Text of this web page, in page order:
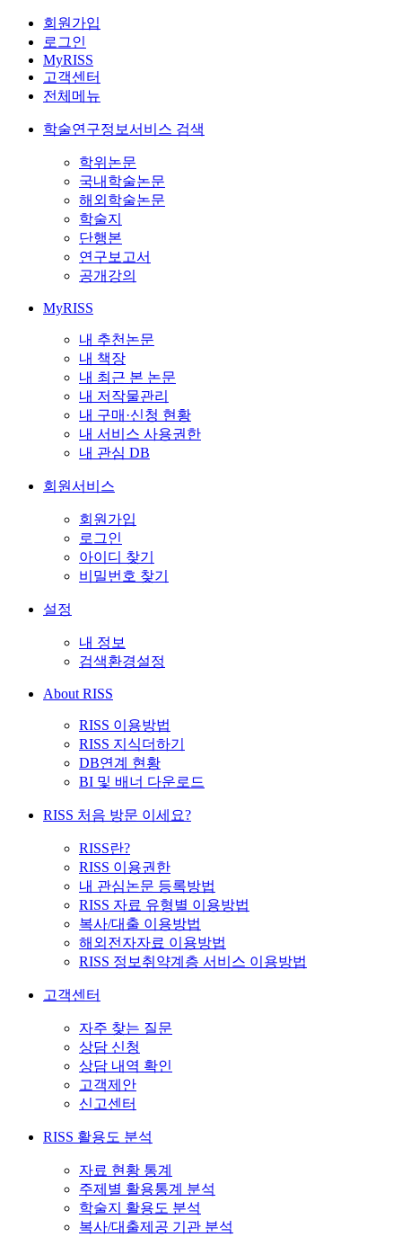
회원가입
로그인
MyRISS
고객센터
전체메뉴
학술연구정보서비스 검색
학위논문
국내학술논문
해외학술논문
학술지
단행본
연구보고서
공개강의
MyRISS
내 추천논문
내 책장
내 최근 본 논문
내 저작물관리
내 구매·신청 현황
내 서비스 사용권한
내 관심 DB
회원서비스
회원가입
로그인
아이디 찾기
비밀번호 찾기
설정
내 정보
검색환경설정
About RISS
RISS 이용방법
RISS 지식더하기
DB연계 현황
BI 및 배너 다운로드
RISS 처음 방문 이세요?
RISS란?
RISS 이용권한
내 관심논문 등록방법
RISS 자료 유형별 이용방법
복사/대출 이용방법
해외전자자료 이용방법
RISS 정보취약계층 서비스 이용방법
고객센터
자주 찾는 질문
상담 신청
상담 내역 확인
고객제안
신고센터
RISS 활용도 분석
자료 현황 통계
주제별 활용통계 분석
학술지 활용도 분석
복사/대출제공 기관 분석